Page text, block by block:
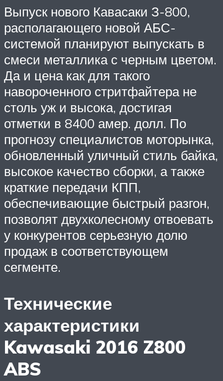
Выпуск нового Кавасаки З-800,
располагающего новой АБС-
системой планируют выпускать в
смеси металлика с черным цветом.
Да и цена как для такого
навороченного стритфайтера не
столь уж и высока, достигая
отметки в 8400 амер. долл. По
прогнозу специалистов моторынка,
обновленный уличный стиль байка,
высокое качество сборки, а также
краткие передачи КПП,
обеспечивающие быстрый разгон,
позволят двухколесному отвоевать
у конкурентов серьезную долю
продаж в соответствующем
сегменте.
Технические
характеристики
Kawasaki 2016 Z800
ABS